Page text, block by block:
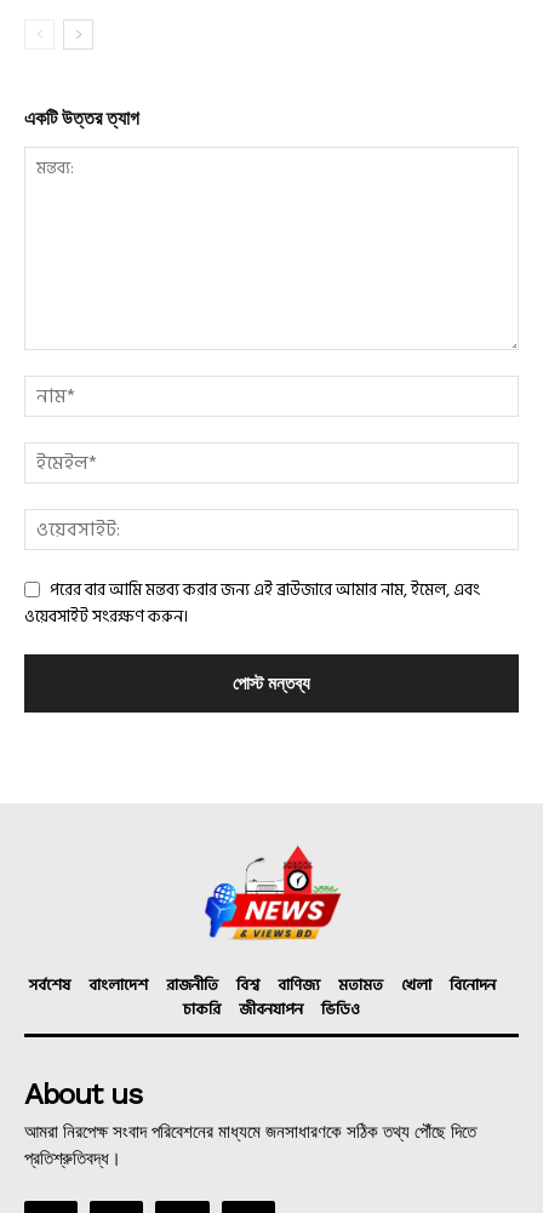
একটি উত্তর ত্যাগ
পরের বার আমি মন্তব্য করার জন্য এই ব্রাউজারে আমার নাম, ইমেল, এবং
ওয়েবসাইট সংরক্ষণ করুন।
সর্বশেষ বাংলাদেশ রাজনীতি বিশ্ব বাণিজ্য মতামত খেলা
বিনোদন
চাকরি
জীবনযাপন ভিডিও
About us
আমরা নিরপেক্ষ সংবাদ পরিবেশনের মাধ্যমে জনসাধারণকে সঠিক তথ্য পৌঁছে দিতে
প্রতিশ্রুতিবদ্ধ।